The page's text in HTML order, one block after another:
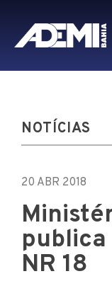
NOTÍCIAS
20 ABR 2018
NR 18